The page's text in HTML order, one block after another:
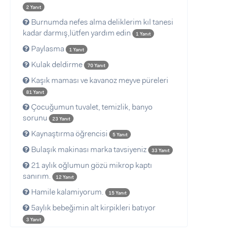
2 Yanıt
Burnumda nefes alma deliklerim kıl tanesi
kadar darmış,lütfen yardım edin
1 Yanıt
Paylasma 1 Yanıt
Kulak deldirme 70 Yanıt
Kaşık maması ve kavanoz meyve püreleri
81 Yanıt
Çocuğumun tuvalet, temizlik, banyo
sorunu
23 Yanıt
Kaynaştırma öğrencisi 5 Yanıt
Bulaşık makinası marka tavsiyeniz 33 Yanıt
21 aylık oğlumun gözü mikrop kaptı
sanırım.
12 Yanıt
Hamile kalamiyorum. 15 Yanıt
5aylık bebeğimin alt kirpikleri batıyor
3 Yanıt